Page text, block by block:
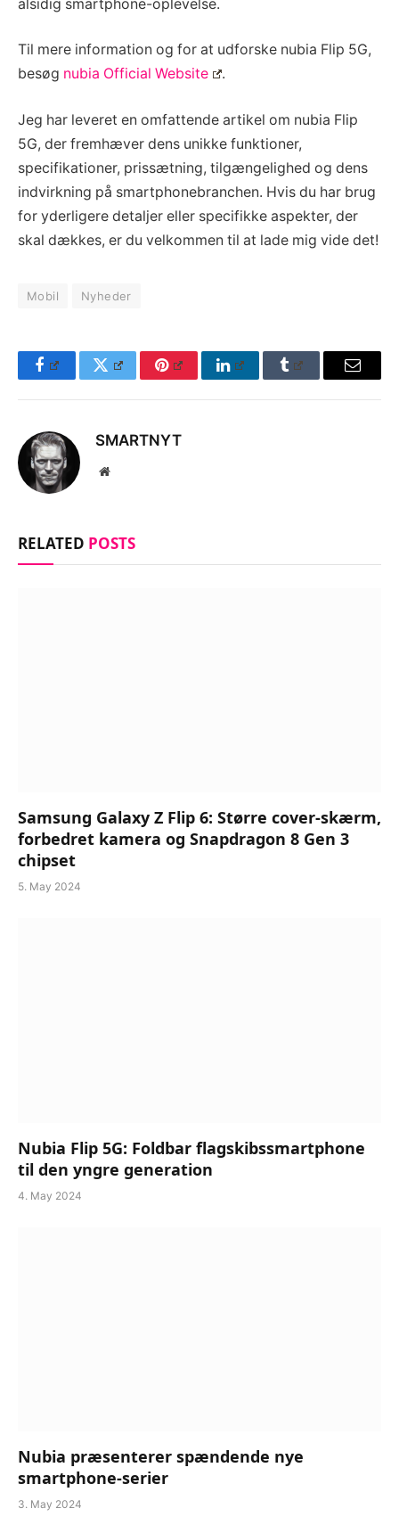
alsidig smartphone-oplevelse.
Til mere information og for at udforske nubia Flip 5G,
besøg nubia Official Website .
Jeg har leveret en omfattende artikel om nubia Flip
5G, der fremhæver dens unikke funktioner,
specifikationer, prissætning, tilgængelighed og dens
indvirkning på smartphonebranchen. Hvis du har brug
for yderligere detaljer eller specifikke aspekter, der
skal dækkes, er du velkommen til at lade mig vide det!
Mobil Nyheder
FacebookTwitter Pinterest LinkedInTumblr Email
SMARTNYT
Website
RELATED POSTS
Samsung Galaxy Z Flip 6: Større cover-skærm,
forbedret kamera og Snapdragon 8 Gen 3
chipset
5. May 2024
Nubia Flip 5G: Foldbar flagskibssmartphone
til den yngre generation
4. May 2024
Nubia præsenterer spændende nye
smartphone-serier
3. May 2024